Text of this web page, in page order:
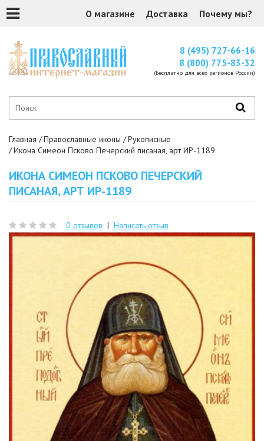
О магазине Доставка Почему мы?
8 (495) 727-66-16
8 (800) 775-83-32
(Бесплатно для всех регионов России)
Главная Православные иконы
Рукописные
Икона Симеон Псково Печерский писаная, арт ИР-1189
ИКОНА СИМЕОН ПСКОВО ПЕЧЕРСКИЙ
ПИСАНАЯ, АРТ ИР-1189
0 отзывов | Написать отзыв